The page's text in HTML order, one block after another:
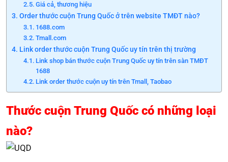
Giá cả, thương hiệu
Order thước cuộn Trung Quốc ở trên website TMĐT nào?
1688.com
Tmall.com
Link order thước cuộn Trung Quốc uy tín trên thị trường
Link shop bán thước cuộn Trung Quốc uy tín trên sàn TMĐT
1688
Link order thước cuộn uy tín trên Tmall, Taobao
Thước cuộn Trung Quốc có những loại
nào?